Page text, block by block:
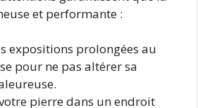
et performante :
expositions prolongées au
pour ne pas altérer sa
pierre dans un endroit